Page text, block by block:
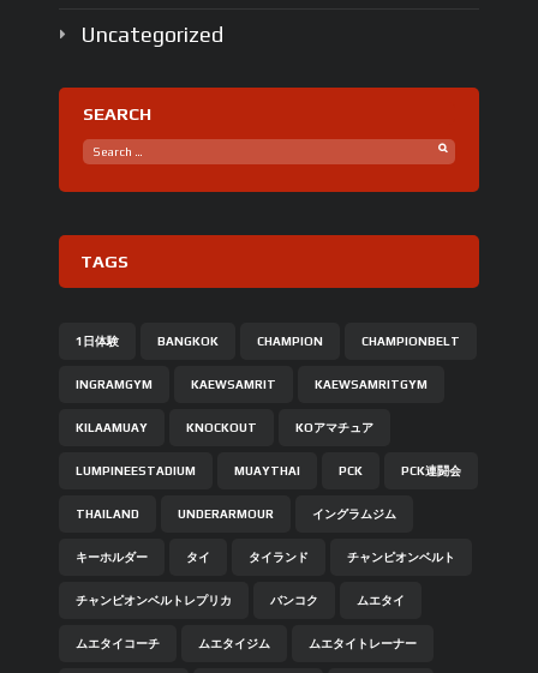
Uncategorized
SEARCH
TAGS
1日体験 BANGKOK CHAMPION CHAMPIONBELT
INGRAMGYM KAEWSAMRIT KAEWSAMRITGYM
KILAAMUAY KNOCKOUT KOアマチュア
LUMPINEESTADIUM MUAYTHAI PCK PCK連闘会
THAILAND UNDERARMOUR イングラムジム
キーホルダー タイ タイランド チャンピオンベルト
チャンピオンベルトレプリカ バンコク ムエタイ
ムエタイコーチ ムエタイジム ムエタイトレーナー